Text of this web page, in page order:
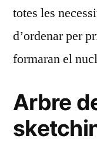
totes les
d’ordenar per
formaran el
Arbre